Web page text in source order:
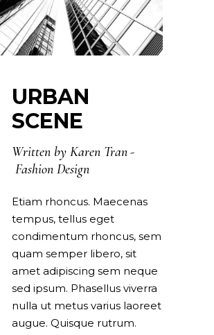
URBAN
SCENE
Written by Karen Tran
Fashion Design
Etiam rhoncus. Maecenas
tempus, tellus eget
condimentum rhoncus, sem
quam semper libero, sit
amet adipiscing sem neque
sed ipsum. Phasellus viverra
nulla ut metus varius laoreet
augue. Quisque rutrum.